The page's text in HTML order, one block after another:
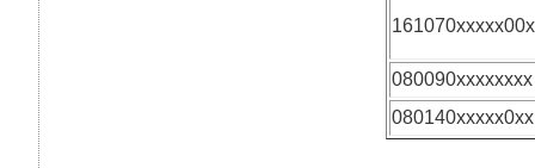
161070xxxxx00x
080090xxxxxxxx
080140xxxxx0xx